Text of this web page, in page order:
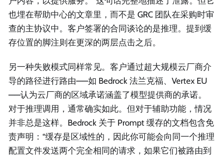
也埋在帮助中心的文章里，而不是 GRC 团队在采购时审
查的主协议中。客户签署的合同谈论的是推理。提到缓
存位置的脚注则在更深的两层点击之后。
另一种失败模式同样常见。客户通过超大规模云厂商介
导的路径进行路由——如 Bedrock 法兰克福、Vertex EU
——认为云厂商的区域承诺涵盖了模型提供商的承诺。
对于推理调用，通常确实如此。但对于辅助功能，情况
并非总是这样。Bedrock 关于 Prompt 缓存的文档包含免
责声明：“缓存是区域性的，因此你可能会向同一个推理
配置文件发送两个完全相同的请求，如果它们被路由到